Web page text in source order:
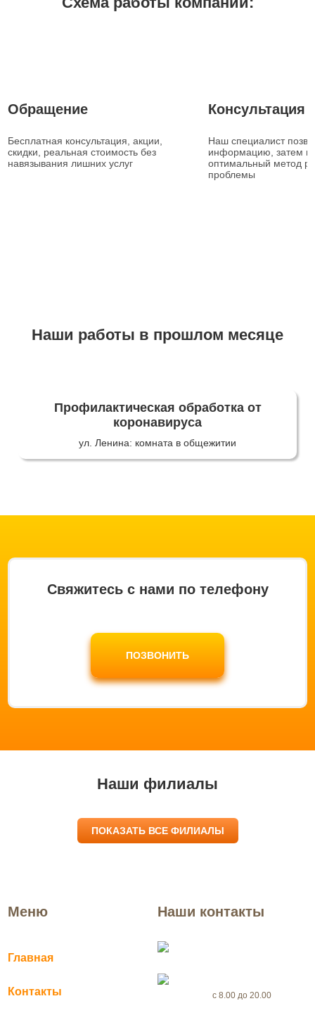
Обращение
Бесплатная консультация, акции,
скидки, реальная стоимость без
навязывания лишних услуг
Консультация
Наш специалист
информацию, затем
оптимальный метод
проблемы
Наши работы в прошлом месяце
Профилактическая обработка от
коронавируса
ул. Ленина: комната в общежитии
Свяжитесь с нами по телефону
ПОЗВОНИТЬ
Наши филиалы
ПОКАЗАТЬ ВСЕ ФИЛИАЛЫ
Меню
Главная
Контакты
Наши контакты
с 8.00 до 20.00